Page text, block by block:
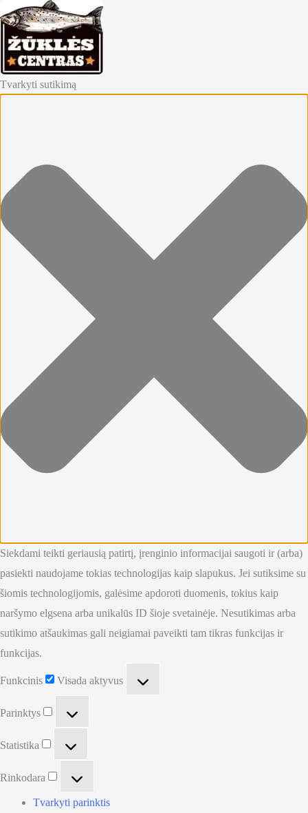
Tvarkyti sutikimą
Siekdami teikti geriausią patirtį, įrenginio informacijai saugoti ir (arba)
pasiekti naudojame tokias technologijas kaip slapukus. Jei sutiksime su
šiomis technologijomis, galėsime apdoroti duomenis, tokius kaip
naršymo elgsena arba unikalūs ID šioje svetainėje. Nesutikimas arba
sutikimo atšaukimas gali neigiamai paveikti tam tikras funkcijas ir
funkcijas.
Funkcinis Visada aktyvus
Parinktys
Statistika
Rinkodara
Tvarkyti parinktis